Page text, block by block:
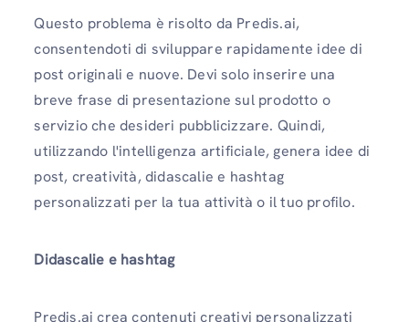
Questo problema è risolto da Predis.ai,
consentendoti di sviluppare rapidamente idee di
post originali e nuove. Devi solo inserire una
breve frase di presentazione sul prodotto o
servizio che desideri pubblicizzare. Quindi,
utilizzando l'intelligenza artificiale, genera idee di
post, creatività, didascalie e hashtag
personalizzati per la tua attività o il tuo profilo.
Didascalie e hashtag
Predis.ai crea contenuti creativi personalizzati